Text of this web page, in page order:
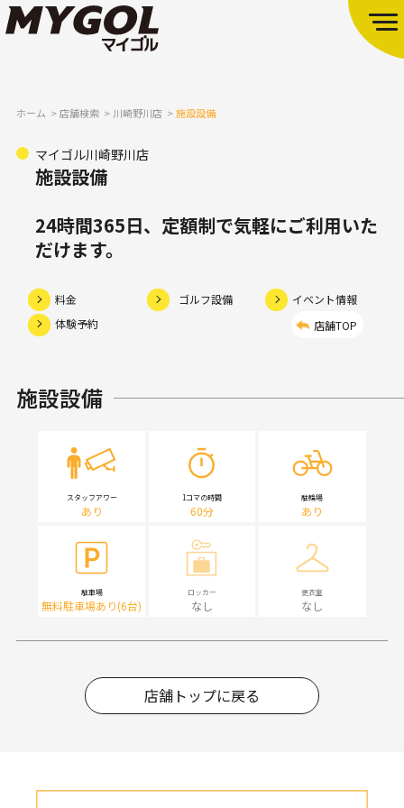
ホーム 店舗検索 川崎野川店 施設設備
マイゴル川崎野川店
施設設備
24時間365日、定額制で気軽にご利用いた
だけます。
料金 ゴルフ設備
イベント情報
体験予約
店舗TOP
施設設備
スタッフアワー
あり
1コマの時間
60分
駐輪場
あり
駐車場
無料駐車場あり(6台)
ロッカー
なし
更衣室
なし
店舗トップに戻る